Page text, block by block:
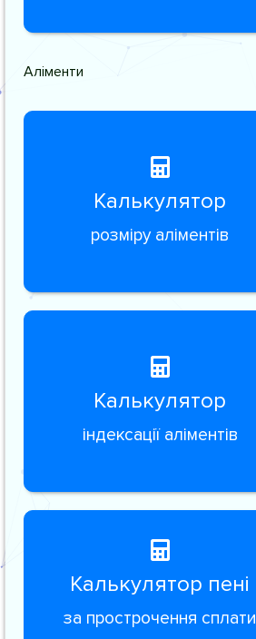
Аліменти
Калькулятор
розміру аліментів
Калькулятор
індексації аліментів
Калькулятор пені
за прострочення сплати